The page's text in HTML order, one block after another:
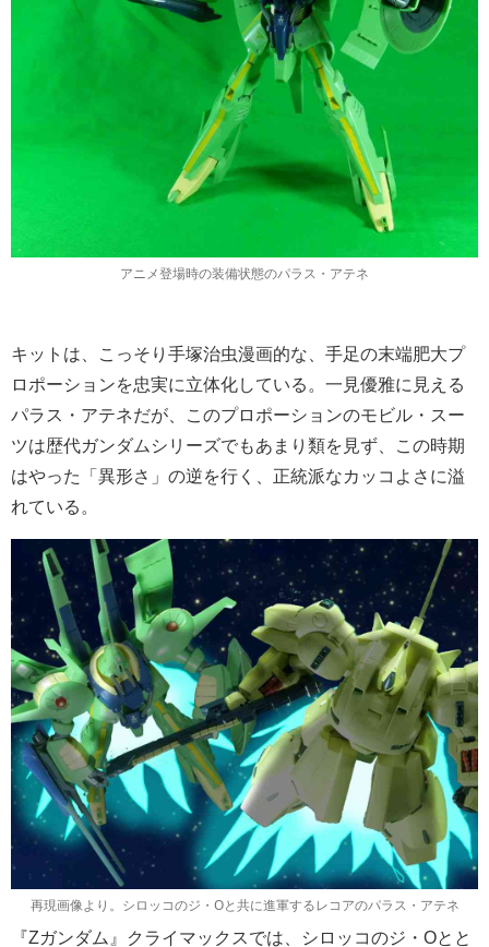
アニメ登場時の装備状態のパラス・アテネ
キットは、こっそり手塚治虫漫画的な、手足の末端肥大プ
ロポーションを忠実に立体化している。一見優雅に見える
パラス・アテネだが、このプロポーションのモビル・スー
ツは歴代ガンダムシリーズでもあまり類を見ず、この時期
はやった「異形さ」の逆を行く、正統派なカッコよさに溢
れている。
再現画像より。シロッコのジ・Oと共に進軍するレコアのパラス・アテネ
『Zガンダム』クライマックスでは、シロッコのジ・Oとと